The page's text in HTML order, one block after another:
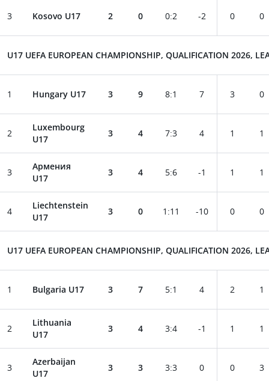
3 Kosovo U17 2 0 0:2 -2 0 0
U17 UEFA EUROPEAN CHAMPIONSHIP, QUALIFICATION 2026,
1 Hungary U17 3 9 8:1 7 3 0
2
Luxembourg
U17
3 4 7:3 4 1 1
3
Армения
U17
3 4 5:6 -1 1 1
4
Liechtenstein
U17
3 0 1 :11 -10 0 0
U17 UEFA EUROPEAN CHAMPIONSHIP, QUALIFICATION 2026,
1 Bulgaria U17 3 7 5:1 4 2 1
2
Lithuania
U17
3 4 3:4 -1 1 1
3
Azerbaijan
U17
3 3 3:3 0 0 3